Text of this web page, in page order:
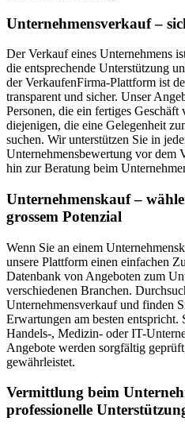
Unternehmensverkauf –
Der Verkauf eines Unternehmens
die entsprechende Unterstützung
der VerkaufenFirma-Plattform ist
transparent und sicher. Unser
Personen, die ein fertiges Geschäft
diejenigen, die eine Gelegenheit
suchen. Wir unterstützen Sie in
Unternehmensbewertung vor dem
hin zur Beratung beim
Unternehmenskauf –
grossem Potenzial
Wenn Sie an einem
unsere Plattform einen einfachen
Datenbank von Angeboten zum
verschiedenen Branchen.
Unternehmensverkauf und finden
Erwartungen am besten
Handels-, Medizin- oder IT-
Angebote werden sorgfältig
gewährleistet.
Vermittlung beim
professionelle